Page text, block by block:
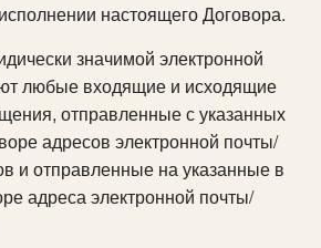
настоящего Договора.
значимой электронной
любые входящие и исходящие
отправленные с указанных
адресов электронной почты/
и отправленные на указанные в
адреса электронной почты/